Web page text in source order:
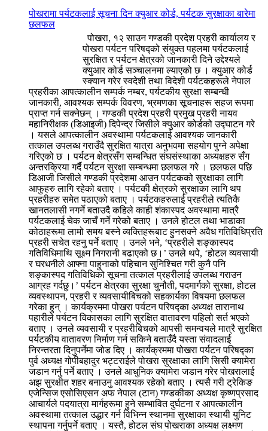
पोखरामा पर्यटकलाई सूचना दिन क्युआर कोर्ड, पर्यटक सुरक्षाका बारेमा
छलफल
पोखरा, १२ साउन गण्डकी प्रदेश प्रहरी कार्यालय र
पोखरा पर्यटन परिषद्को संयुक्त पहलमा पर्यटकलाई
सुरक्षित र पर्यटन क्षेत्रको जानकारी दिने उद्देश्यले
क्युआर कोर्ड सञ्चालनमा ल्याएको छ । क्युआर कोर्ड
स्क्यान गरेर स्वदेशी तथा विदेशी पर्यटकहरूले नेपाल
प्रहरीका आपत्कालीन सम्पर्क नम्बर, पर्यटकीय सुरक्षा सम्बन्धी
जानकारी, आवश्यक सम्पर्क विवरण, भ्रमणका सूचनाहरू सहज रूपमा
प्राप्त गर्न सक्नेछन् । गण्डकी प्रदेश प्रहरी प्रमुख प्रहरी नायव
महानिरीक्षक (डिआइजी) दिपेन्द्र जिसीले क्युआर कोर्डको उद्घाटन गरे
। यसले आपत्कालीन अवस्थामा पर्यटकलाई आवश्यक जानकारी
तत्काल उपलब्ध गराउँदै सुरक्षित यात्रा अनुभवमा सहयोग पुग्ने अपेक्षा
गरिएको छ । पर्यटन क्षेत्रसँग सम्बन्धित संघसंस्थाका अध्यक्षहरु सँग
अन्तरक्रिया गर्दै पर्यटन सुरक्षा सम्बन्धमा छलफल गरे । छलफल पछि
डिआजी जिसीले गण्डकी प्रदेशमा आउन पर्यटकको सुरक्षाका लागि
आफुहरु लागि रहेको बताए । पर्यटकी क्षेत्रको सुरक्षाका लागि थप
प्रहरीहरु समेत पठाएको बताए । पर्यटकहरुलाई प्रहरीले त्यतिकै
खानतलासी नगर्ने बताउदै कहिले काही शंकास्पद अवस्थामा मात्रै
पर्यटकलाई चेक जाचँ गर्ने गरेको बताए । उनले होटल तथा भाडाका
कोठाहरूमा लामो समय बस्ने व्यक्तिहरूबाट हुनसक्ने अवैध गतिविधिप्रति
प्रहरी सचेत रहनु पर्ने बताए । उनले भने, ‘प्रहरीले शङ्कास्पद
गतिविधिमाथि सूक्ष्म निगरानी बढाएको छ।’ उनले थपे, ‘होटल व्यवसायी
र घरधनीले आफ्ना पाहुनाको पहिचान सुनिश्चित गरी कुनै पनि
शङ्कास्पद गतिविधिको सूचना तत्काल प्रहरीलाई उपलब्ध गराउन
आग्रह गर्दछु।’ पर्यटन क्षेत्रका सुरक्षा चुनौती, पदमार्गको सुरक्षा, होटल
व्यवस्थापन, प्रहरी र व्यवसायीबिचको सहकार्यका विषयमा छलफल
गरेका हुन् । कार्यक्रममा पोखरा पर्यटन परिषद्का अध्यक्ष तारानाथ
पहारीले पर्यटन विकासका लागि सुरक्षित वातावरण पहिलो सर्त भएको
बताए । उनले व्यवसायी र प्रहरीबिचको आपसी समन्वयले मात्रै सुरक्षित
पर्यटकीय वातावरण निर्माण गर्न सकिने बताउँदै यस्ता संवादलाई
निरन्तरता दिनुपर्नेमा जोड दिए । कार्यक्रममा पोखरा पर्यटन परिषद्का
पुर्व अध्यक्ष गोपीबहादुर भट्टराईले पोखरा सुरक्षाका लागि सिसी क्यामेरा
जडान गर्नु पर्ने बताए । उनले आधुनिक क्यामेरा जडान गरेर पोखरालाई
अझ सुरक्षीत शहर बनाउनु आवश्यक रहेको बताए । त्यसै गरी ट्रेकिङ
एजेन्सिज एसोसिएसन अफ नेपाल (टान) गण्डकीका अध्यक्ष कृष्णप्रसाद
आचार्यले पदयात्रा मार्गहरूमा हुने सम्भावित दुर्घटना र आपत्कालीन
अवस्थामा तत्काल उद्धार गर्न विभिन्न स्थानमा सुरक्षाका स्थायी युनिट
स्थापना गर्नुपर्ने बताए । यस्तै, होटल संघ पोखराका अध्यक्ष लक्ष्मण